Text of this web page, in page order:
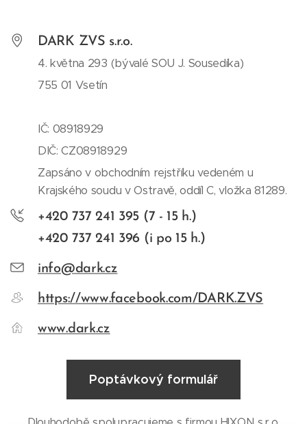
DARK ZVS s.r.o.
4. května 293 (bývalé SOU J. Sousedíka)
755 01 Vsetín
IČ: 08918929
DIČ: CZ08918929
Zapsáno v obchodním rejstříku vedeném u
Krajského soudu v Ostravě, oddíl C, vložka 81289.
+420 737 241 395 (7 - 15 h.)
+420 737 241 396 (i po 15 h.)
info@dark.cz
https://www.facebook.com/DARK.ZVS
www.dark.cz
Poptávkový formulář